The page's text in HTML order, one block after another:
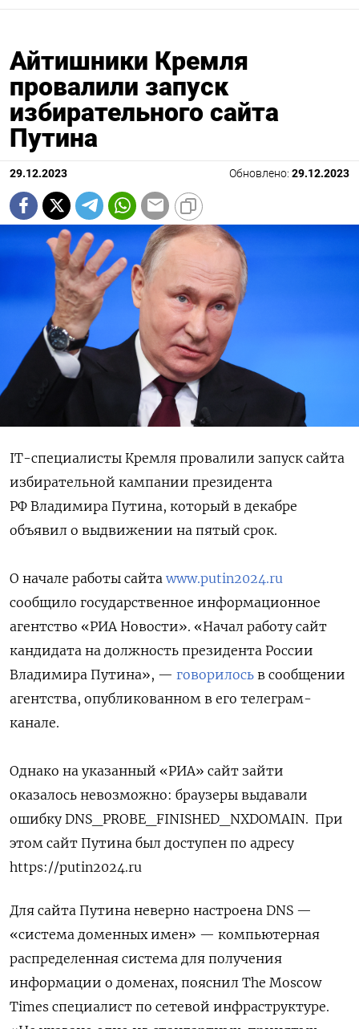
Айтишники Кремля
провалили запуск
избирательного сайта
Путина
29.12.2023 Обновлено: 29.12.2023
IT-специалисты Кремля провалили запуск сайта
избирательной кампании президента
РФ Владимира Путина, который в декабре
объявил о выдвижении на пятый срок.
О начале работы сайта www.putin2024.ru
сообщило государственное информационное
агентство «РИА Новости». «Начал работу сайт
кандидата на должность президента России
Владимира Путина», — говорилось в сообщении
агентства, опубликованном в его телеграм-
канале.
Однако на указанный «РИА» сайт зайти
оказалось невозможно: браузеры выдавали
ошибку DNS_PROBE_FINISHED_NXDOMAIN. При
этом сайт Путина был доступен по адресу
https://putin2024.ru
Для сайта Путина неверно настроена DNS —
«система доменных имен» — компьютерная
распределенная система для получения
информации о доменах, пояснил The Moscow
Times специалист по сетевой инфраструктуре.